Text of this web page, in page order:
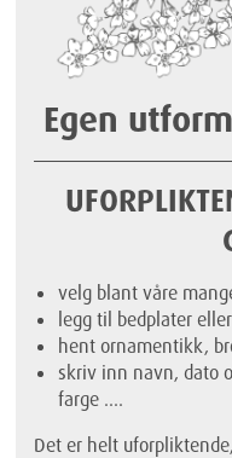
Egen
velg blant våre
legg til bedplater
hent ornamentikk,
skriv inn navn, dato
farge ....
Det er helt